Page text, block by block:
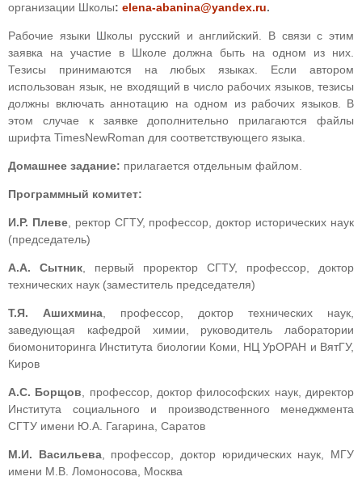
организации Школы: elena-abanina@yandex.ru.
Рабочие языки Школы русский и английский. В связи с этим
заявка на участие в Школе должна быть на одном из них.
Тезисы принимаются на любых языках. Если автором
использован язык, не входящий в число рабочих языков, тезисы
должны включать аннотацию на одном из рабочих языков. В
этом случае к заявке дополнительно прилагаются файлы
шрифта TimesNewRoman для соответствующего языка.
Домашнее задание: прилагается отдельным файлом.
Программный комитет:
И.Р. Плеве, ректор СГТУ, профессор, доктор исторических наук
(председатель)
А.А. Сытник , первый проректор СГТУ, профессор, доктор
технических наук (заместитель председателя)
Т.Я. Ашихмина , профессор, доктор технических наук,
заведующая кафедрой химии, руководитель лаборатории
биомониторинга Института биологии Коми, НЦ УрОРАН и ВятГУ,
Киров
А.С. Борщов , профессор, доктор философских наук, директор
Института социального и производственного менеджмента
СГТУ имени Ю.А. Гагарина, Саратов
М.И. Васильева, профессор, доктор юридических наук, МГУ
имени М.В. Ломоносова, Москва